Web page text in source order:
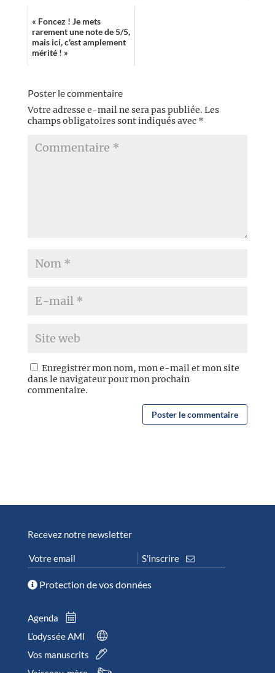
« Foncez ! Je mets
rarement une note de 5/5,
mais ici, c'est amplement
mérité ! »
Poster le commentaire
Votre adresse e-mail ne sera pas publiée. Les
champs obligatoires sont indiqués avec *
Enregistrer mon nom, mon e-mail et mon site
dans le navigateur pour mon prochain
commentaire.
Recevez notre newsletter
Protection de vos données
Agenda
L’odyssée AMI
Vos manuscrits